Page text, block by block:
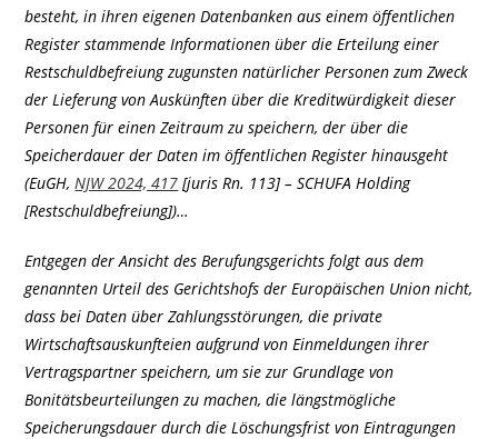
besteht, in ihren eigenen Datenbanken aus einem öffentlichen
Register stammende Informationen über die Erteilung einer
Restschuldbefreiung zugunsten natürlicher Personen zum Zweck
der Lieferung von Auskünften über die Kreditwürdigkeit dieser
Personen für einen Zeitraum zu speichern, der über die
Speicherdauer der Daten im öffentlichen Register hinausgeht
(EuGH,NJW 2024, 417 [juris Rn. 113] – SCHUFA Holding
[Restschuldbefreiung])…
Entgegen der Ansicht des Berufungsgerichts folgt aus dem
genannten Urteil des Gerichtshofs der Europäischen Union nicht,
dass bei Daten über Zahlungsstörungen, die private
Wirtschaftsauskunfteien aufgrund von Einmeldungen ihrer
Vertragspartner speichern, um sie zur Grundlage von
Bonitätsbeurteilungen zu machen, die längstmögliche
Speicherungsdauer durch die Löschungsfrist von Eintragungen